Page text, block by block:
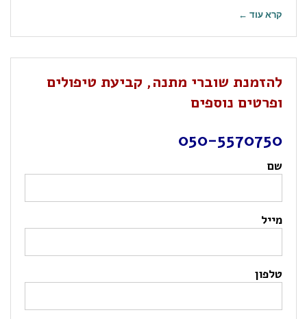
קרא עוד ←
להזמנת שוברי מתנה, קביעת טיפולים
ופרטים נוספים
050-5570750
שם
מייל
טלפון